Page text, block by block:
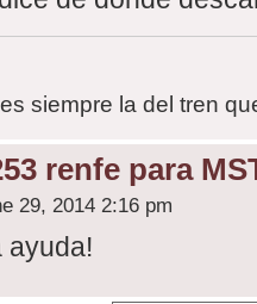
siempre la del tren
renfe para
29, 2014 2:16 pm
ayuda!